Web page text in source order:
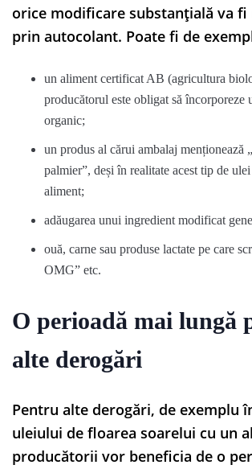
orice modificare substanțială va
prin autocolant. Poate fi de
un aliment certificat AB (agricultura
producătorul este obligat să încorporeze
organic;
un produs al cărui ambalaj menționează
palmier”, deși în realitate acest tip de
aliment;
adăugarea unui ingredient modificat
ouă, carne sau produse lactate pe care
OMG” etc.
O perioadă mai lungă
alte derogări
Pentru alte derogări, de exemplu
uleiului de floarea soarelui cu un
producătorii vor beneficia de o